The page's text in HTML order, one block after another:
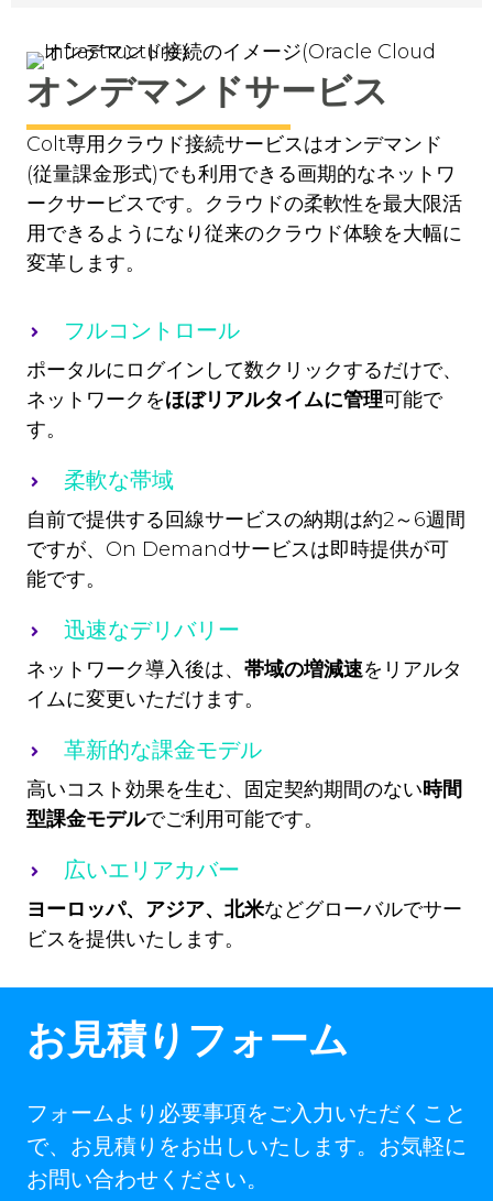
オンデマンドサービス
Colt専用クラウド接続サービスはオンデマンド
(従量課金形式)でも利用できる画期的なネットワ
ークサービスです。クラウドの柔軟性を最大限活
用できるようになり従来のクラウド体験を大幅に
変革します。
フルコントロール
ポータルにログインして数クリックするだけで、
ネットワークをほぼリアルタイムに管理可能で
す。
柔軟な帯域
自前で提供する回線サービスの納期は約2～6週間
ですが、On Demandサービスは即時提供が可
能です。
迅速なデリバリー
ネットワーク導入後は、 帯域の増減速をリアルタ
イムに変更いただけます。
革新的な課金モデル
高いコスト効果を生む、固定契約期間のない時間
型課金モデルでご利用可能です。
広いエリアカバー
ヨーロッパ、アジア、北米などグローバルでサー
ビスを提供いたします。
お見積りフォーム
フォームより必要事項をご入力いただくこと
で、お見積りをお出しいたします。お気軽に
お問い合わせください。